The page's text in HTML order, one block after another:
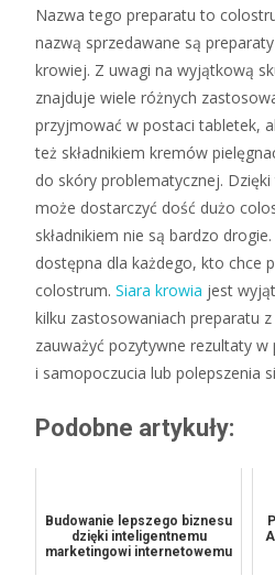
Nazwa tego preparatu to
nazwą sprzedawane są
krowiej. Z uwagi na wyjątkową
znajduje wiele różnych
przyjmować w postaci tabletek,
też składnikiem kremów
do skóry problematycznej.
może dostarczyć dość dużo
składnikiem nie są bardzo
dostępna dla każdego, kto chce
colostrum. Siara krowia jest
kilku zastosowaniach preparatu
zauważyć pozytywne rezultaty
i samopoczucia lub polepszenia
Podobne artykuły:
Budowanie lepszego biznesu
dzięki inteligentnemu
marketingowi internetowemu